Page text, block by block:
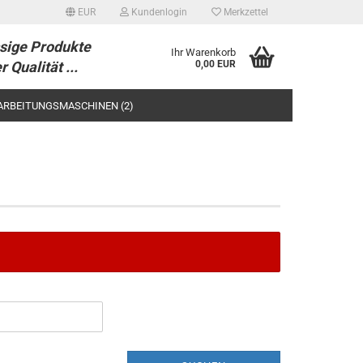
EUR Kundenlogin Merkzettel
Produkte
Qualität ...
Ihr Warenkorb
0,00 EUR
(2)
TEILE